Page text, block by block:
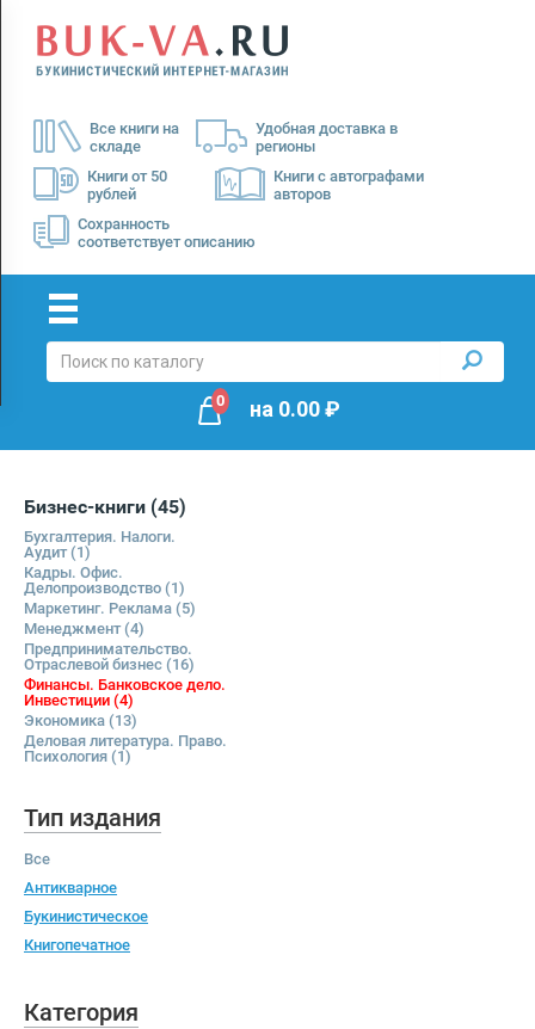
Все книги на
складе
Удобная доставка в
регионы
Книги от 50
рублей
Книги с автографами
авторов
Сохранность
соответствует описанию
Menu
Доставка
Оплата
0 на 0.00₽
Бизнес-книги (45)
Бухгалтерия. Налоги.
Аудит(1)
Кадры. Офис.
Делопроизводство (1)
Маркетинг. Реклама (5)
Менеджмент(4)
Предпринимательство.
Отраслевой бизнес (16)
Финансы. Банковское дело.
Инвестиции (4)
Экономика (13)
Деловая литература. Право.
Психология (1)
Тип издания
Все
Антикварное
Букинистическое
Книгопечатное
Категория